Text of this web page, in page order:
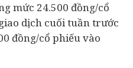
mức 24.500 đồng/cổ
dịch cuối tuần trước
đồng/cổ phiếu vào